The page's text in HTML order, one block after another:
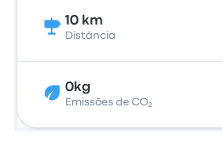
10 km
Distância
0kg
Emissões de CO₂